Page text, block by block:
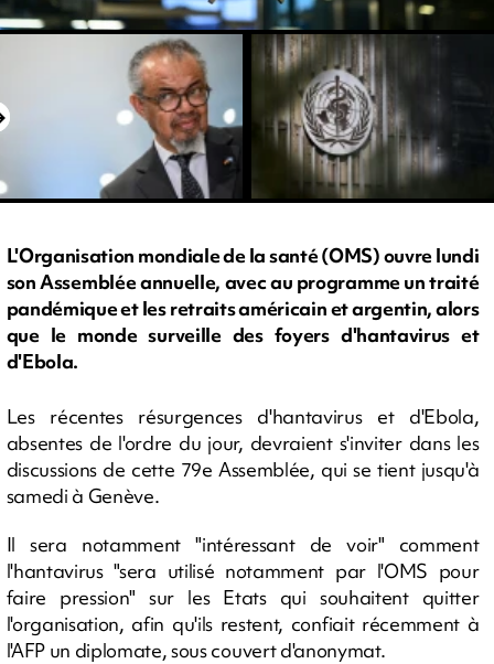
L'Organisation mondiale de la santé (OMS) ouvre lundi
son Assemblée annuelle, avec au programme un traité
pandémique et les retraits américain et argentin, alors
que le monde surveille des foyers d'hantavirus et
d'Ebola.
Les récentes résurgences d'hantavirus et d'Ebola,
absentes de l'ordre du jour, devraient s'inviter dans les
discussions de cette 79e Assemblée, qui se tient jusqu'à
samedi à Genève.
Il sera notamment "intéressant de voir" comment
l'hantavirus "sera utilisé notamment par l'OMS pour
faire pression" sur les Etats qui souhaitent quitter
l'organisation, afin qu'ils restent, confiait récemment à
l'AFP un diplomate, sous couvert d'anonymat.